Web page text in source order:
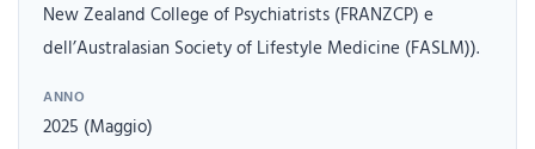
New Zealand College of Psychiatrists (FRANZCP) e
dell’Australasian Society of Lifestyle Medicine (FASLM)).
ANNO
2025 (Maggio)